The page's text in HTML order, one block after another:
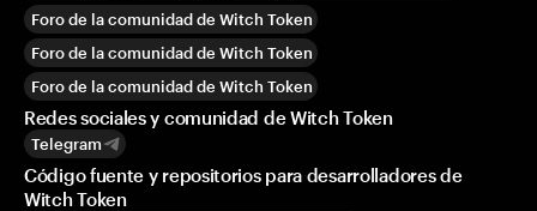
Foro de la comunidad de Witch Token
Foro de la comunidad de Witch Token
Foro de la comunidad de Witch Token
Redes sociales y comunidad de Witch Token
Telegram
Código fuente y repositorios para desarrolladores de
Witch Token